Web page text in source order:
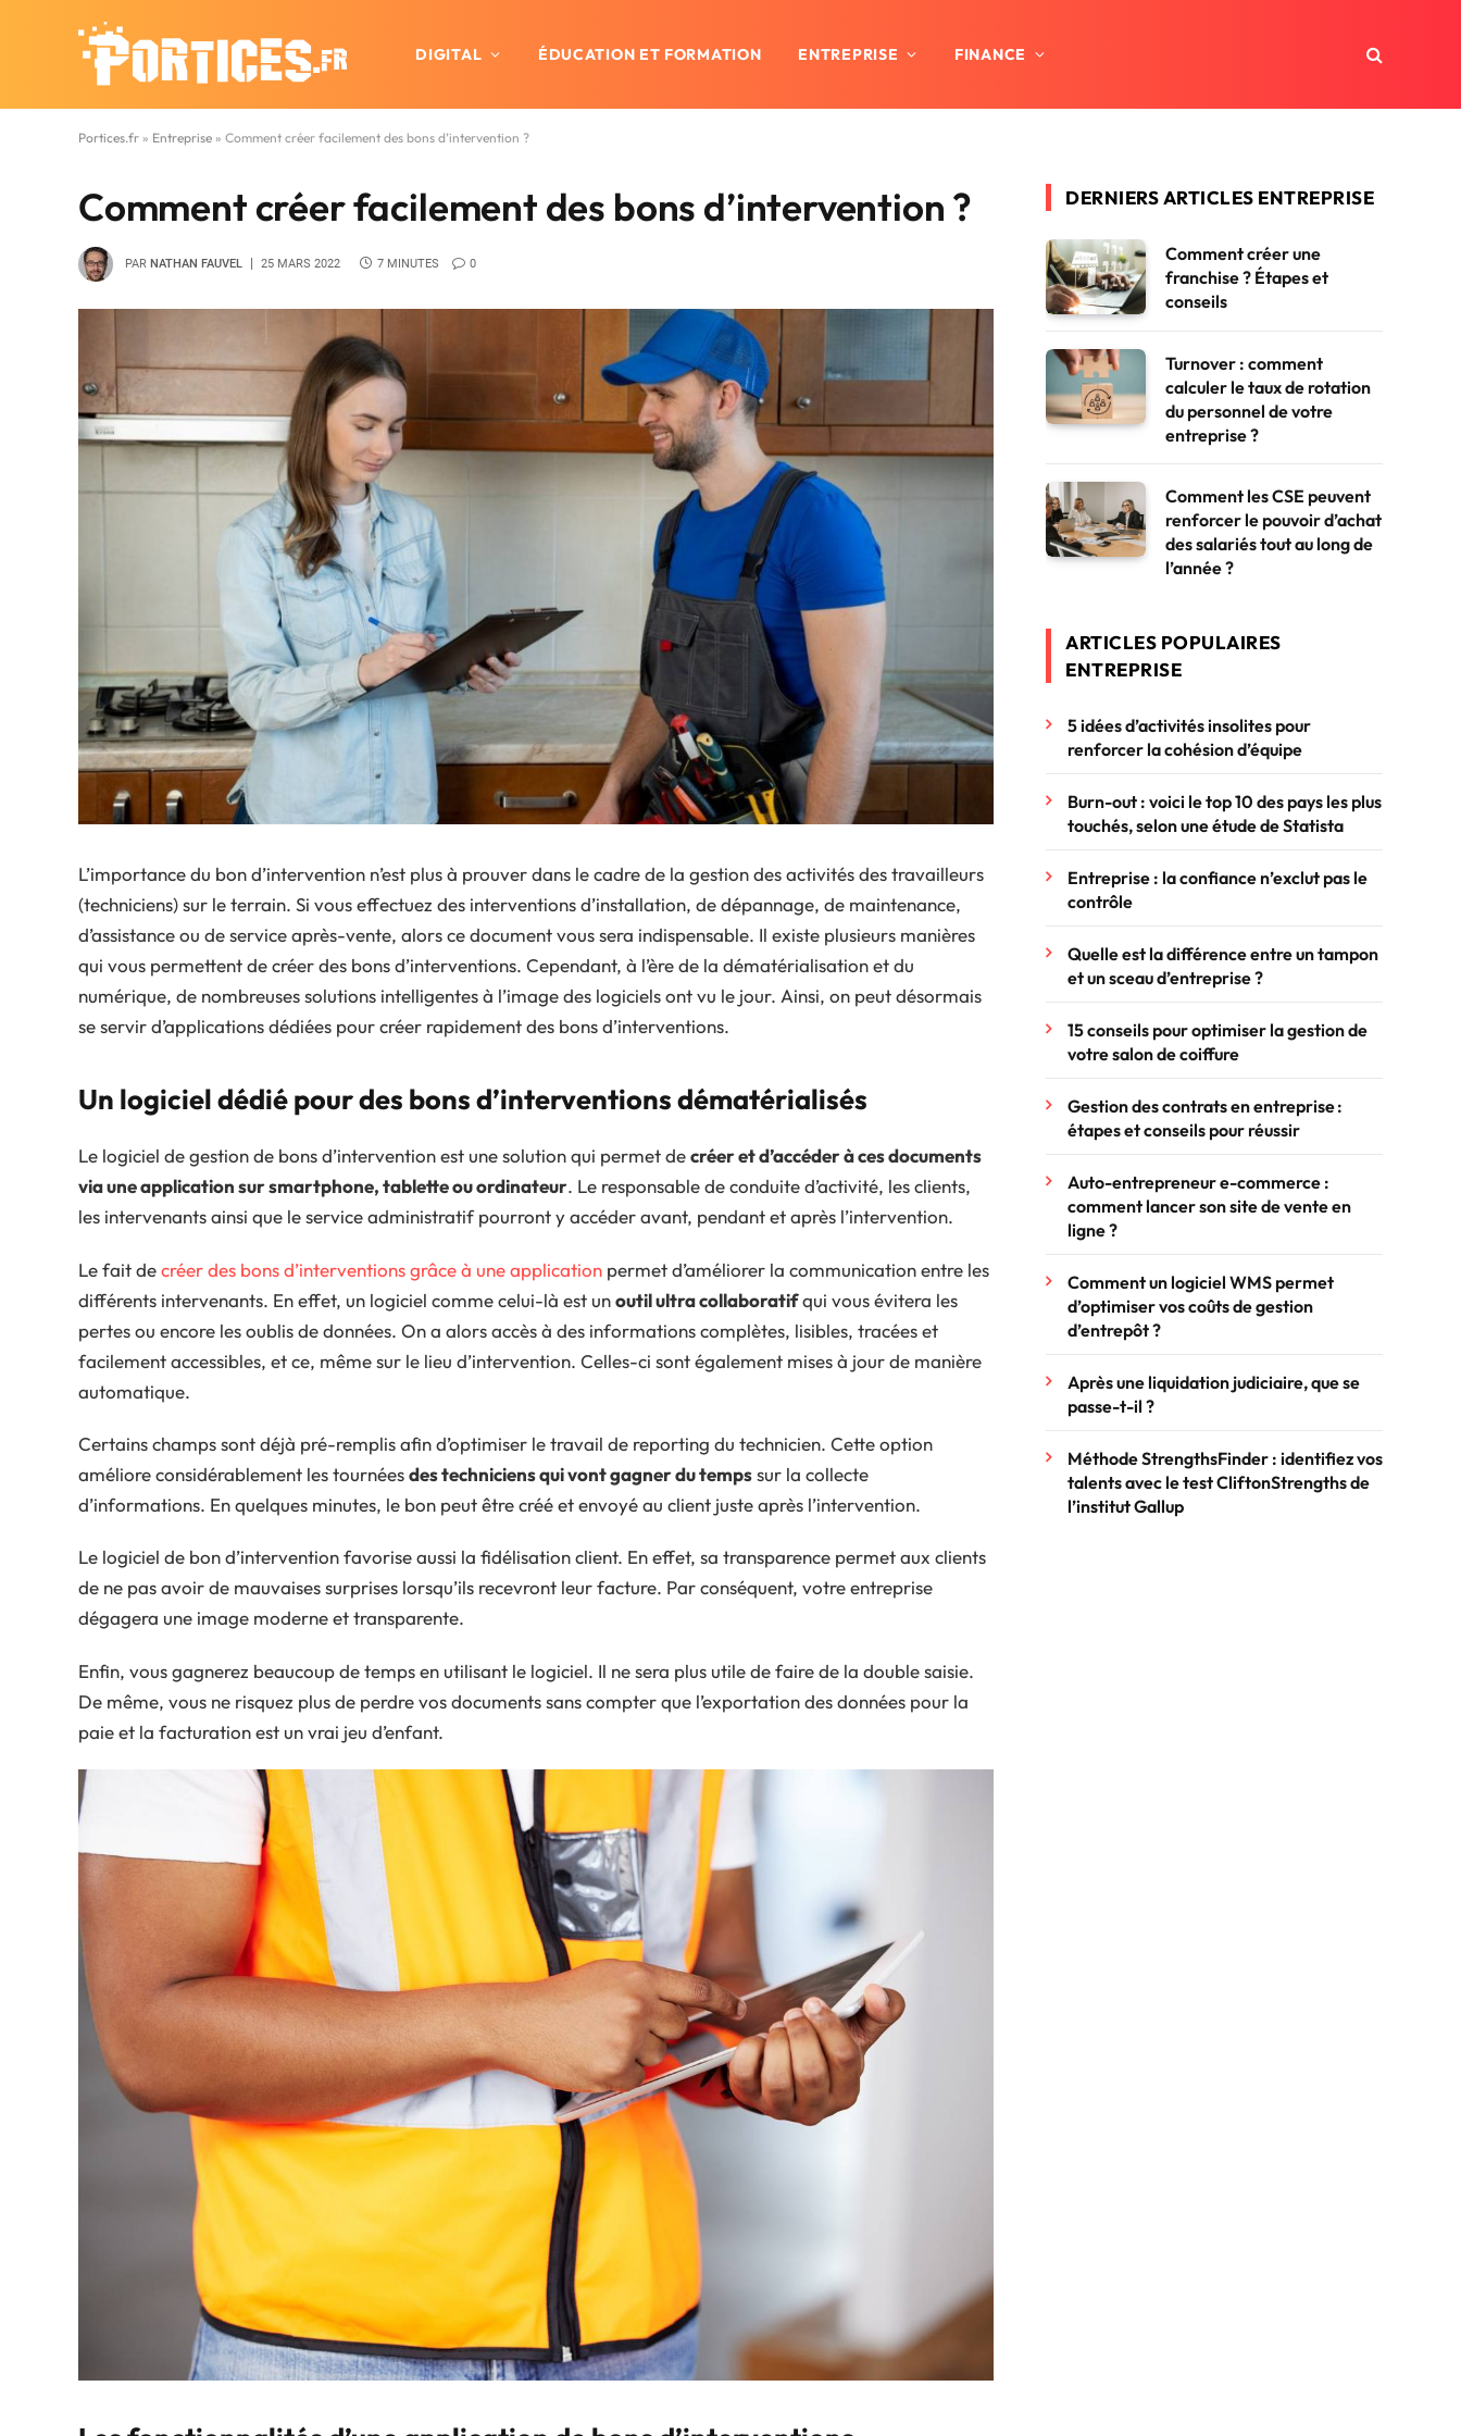
DIGITAL ÉDUCATION ET FORMATION ENTREPRISE FINANCE
Portices.fr » Entreprise » Comment créer facilement des bons d’intervention ?
Comment créer facilement des bons d’intervention ?
PAR NATHAN FAUVEL 25 MARS 2022 7 MINUTES 0
L’importance du bon d’intervention n’est plus à prouver dans le cadre de la gestion des activités des travailleurs
(techniciens) sur le terrain. Si vous effectuez des interventions d’installation, de dépannage, de maintenance,
d’assistance ou de service après-vente, alors ce document vous sera indispensable. Il existe plusieurs manières
qui vous permettent de créer des bons d’interventions. Cependant, à l’ère de la dématérialisation et du
numérique, de nombreuses solutions intelligentes à l’image des logiciels ont vu le jour. Ainsi, on peut désormais
se servir d’applications dédiées pour créer rapidement des bons d’interventions.
Un logiciel dédié pour des bons d’interventions dématérialisés
Le logiciel de gestion de bons d’intervention est une solution qui permet decréer et d’accéder à ces documents
via une application sur smartphone, tablette ou ordinateur. Le responsable de conduite d’activité, les clients,
les intervenants ainsi que le service administratif pourront y accéder avant, pendant et après l’intervention.
Le fait decréer des bons d’interventions grâce à une application permet d’améliorer la communication entre les
différents intervenants. En effet, un logiciel comme celui-là est unoutil ultra collaboratifqui vous évitera les
pertes ou encore les oublis de données. On a alors accès à des informations complètes, lisibles, tracées et
facilement accessibles, et ce, même sur le lieu d’intervention. Celles-ci sont également mises à jour de manière
automatique.
Certains champs sont déjà pré-remplis afin d’optimiser le travail de reporting du technicien. Cette option
améliore considérablement les tournéesdes techniciens qui vont gagner du tempssur la collecte
d’informations. En quelques minutes, le bon peut être créé et envoyé au client juste après l’intervention.
Le logiciel de bon d’intervention favorise aussi la fidélisation client. En effet, sa transparence permet aux clients
de ne pas avoir de mauvaises surprises lorsqu’ils recevront leur facture. Par conséquent, votre entreprise
dégagera une image moderne et transparente.
Enfin, vous gagnerez beaucoup de temps en utilisant le logiciel. Il ne sera plus utile de faire de la double saisie.
De même, vous ne risquez plus de perdre vos documents sans compter que l’exportation des données pour la
paie et la facturation est un vrai jeu d’enfant.
DERNIERS ARTICLES ENTREPRISE
Comment créer une
franchise ? Étapes et
conseils
Turnover : comment
calculer le taux de rotation
du personnel de votre
entreprise ?
Comment les CSE peuvent
renforcer le pouvoir d’achat
des salariés tout au long de
l’année ?
ARTICLES POPULAIRES
ENTREPRISE
5 idées d’activités insolites pour
renforcer la cohésion d’équipe
Burn-out : voici le top 10 des pays les plus
touchés, selon une étude de Statista
Entreprise : la confiance n’exclut pas le
contrôle
Quelle est la différence entre un tampon
et un sceau d’entreprise ?
15 conseils pour optimiser la gestion de
votre salon de coiffure
Gestion des contrats en entreprise :
étapes et conseils pour réussir
Auto-entrepreneur e-commerce :
comment lancer son site de vente en
ligne ?
Comment un logiciel WMS permet
d’optimiser vos coûts de gestion
d’entrepôt ?
Après une liquidation judiciaire, que se
passe-t-il ?
Méthode StrengthsFinder : identifiez vos
talents avec le test CliftonStrengths de
l’institut Gallup